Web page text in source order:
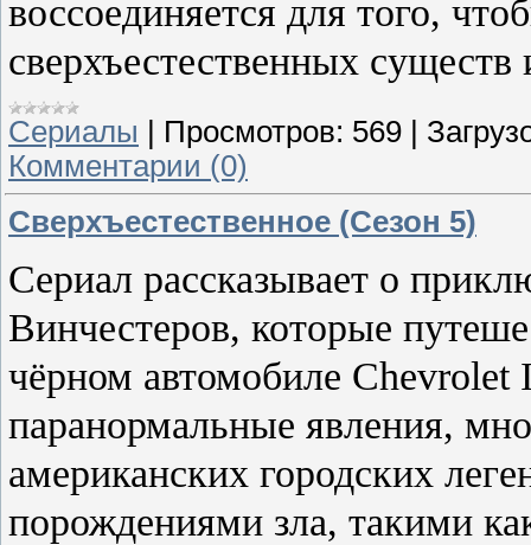
воссоединяется для того,
сверхъестественных существ
Сериалы Просмотров: 569
Комментарии (0)
Сверхъестественное (Сезон 5)
Сериал рассказывает о
Винчестеров, которые
чёрном автомобиле Chevrolet
паранормальные явления,
американских городских
порождениями зла, такими